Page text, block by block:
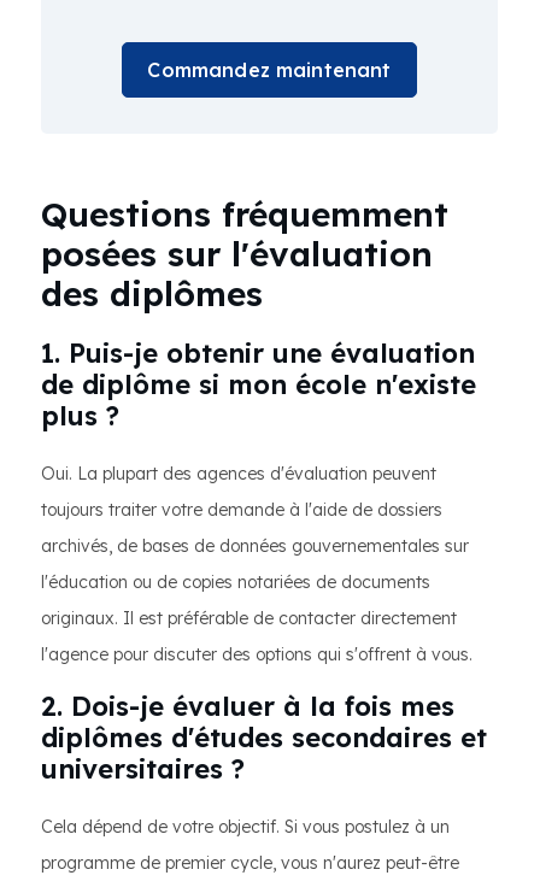
Commandez maintenant
Questions fréquemment
posées sur l'évaluation
des diplômes
1. Puis-je obtenir une évaluation
de diplôme si mon école n'existe
plus ?
Oui. La plupart des agences d'évaluation peuvent
toujours traiter votre demande à l'aide de dossiers
archivés, de bases de données gouvernementales sur
l'éducation ou de copies notariées de documents
originaux. Il est préférable de contacter directement
l'agence pour discuter des options qui s'offrent à vous.
2. Dois-je évaluer à la fois mes
diplômes d'études secondaires et
universitaires ?
Cela dépend de votre objectif. Si vous postulez à un
programme de premier cycle, vous n'aurez peut-être